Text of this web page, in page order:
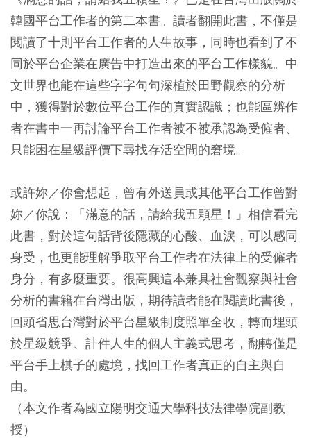
韓國平台工作者的第二本書。讀者翻開此書，不僅是
閱讀了十則平台工作者的人生故事，同時也看到了不
同於平台企業在廣告中打造出來的平台工作樣貌。中
文世界也能在這些字字句句深植於田野觀察的分析
中，獲得對於數位平台工作的真實認識；也能區辨作
者在書中一再討論平台工作者被不被承認為受僱者、
只能困在星級評價下尋找存活空間的窘境。
或許妳／你會想起，曾有外送員或其他平台工作曾對
妳／你說：「滿意的話，請給我五顆星！」相信看完
此書，對於這句話背後隱藏的心酸、血淚，可以感同
身受，也更能理解爭取平台工作者在法律上的受僱者
身分，有多麼重要。很高興這本兼具社會觀察與社會
分析的書籍在台灣出版，期待讀者能在閱讀此書後，
回頭省思台灣對於平台星級制度照單全收，轉而埋頭
於星級競爭、計件人生的個人主義式思考，翻轉僅是
平台手上棋子的處境，找回工作者真正的自主與自
由。
（本文作者為國立陽明交通大學科技法律學院副教
授）